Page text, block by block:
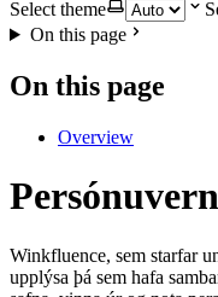
Select theme
On this page
On this page
Overview
Winkfluence, sem starfar
upplýsa þá sem hafa